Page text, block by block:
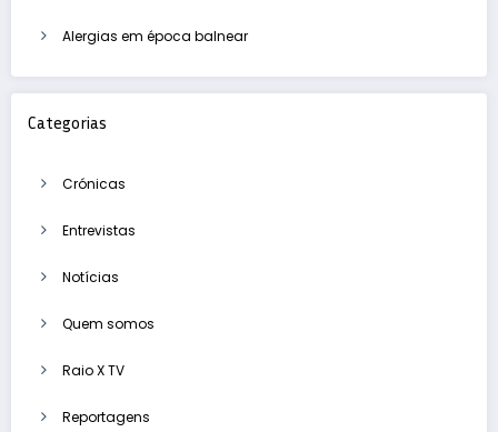
Alergias em época balnear
Categorias
Crónicas
Entrevistas
Notícias
Quem somos
Raio X TV
Reportagens